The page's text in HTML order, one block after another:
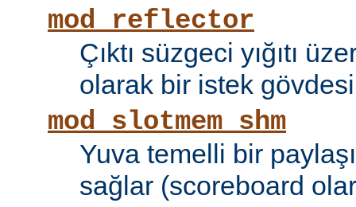
mod_reflector
Çıktı süzgeci yığıtı
olarak bir istek
mod_slotmem_shm
Yuva temelli bir
sağlar (scoreboard